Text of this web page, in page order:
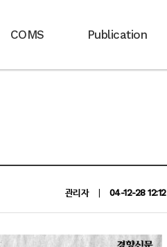
COMS Publication
관리자 04-12-28 12:12